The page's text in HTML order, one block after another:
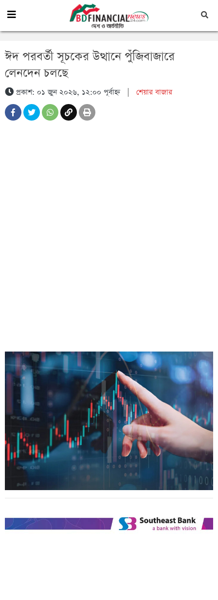
ঈদ পরবর্তী সূচকের উত্থানে পুঁজিবাজারে
লেনদেন চলছে
প্রকাশ: ০১ জুন ২০২৬, ১২:০০ পূর্বাহ্ন| শেয়ার বাজার